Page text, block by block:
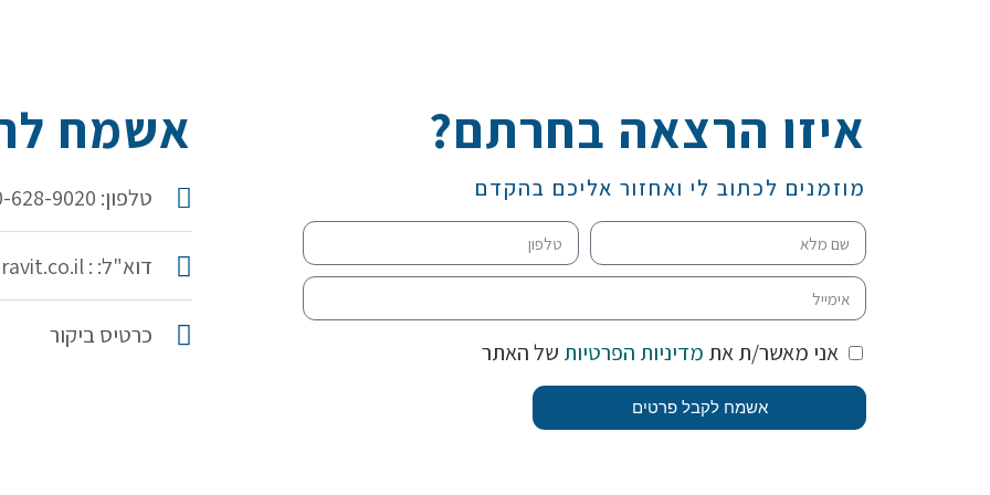
איזו הרצאה בחרתם?
מוזמנים לכתוב לי ואחזור אליכם בהקדם
אני מאשר/ת את מדיניות הפרטיות של האתר
אשמח לקבל פרטים
אשמח
טלפון: 050-628-9020
דוא"ל: : idit@iditaravit.co.il
כרטיס ביקור